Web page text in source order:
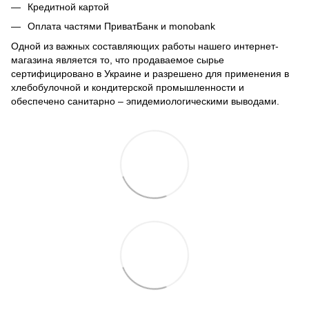
Кредитной картой
Оплата частями ПриватБанк и monobank
Одной из важных составляющих работы нашего интернет-
магазина является то, что продаваемое сырье
сертифицировано в Украине и разрешено для применения в
хлебобулочной и кондитерской промышленности и
обеспечено санитарно – эпидемиологическими выводами.